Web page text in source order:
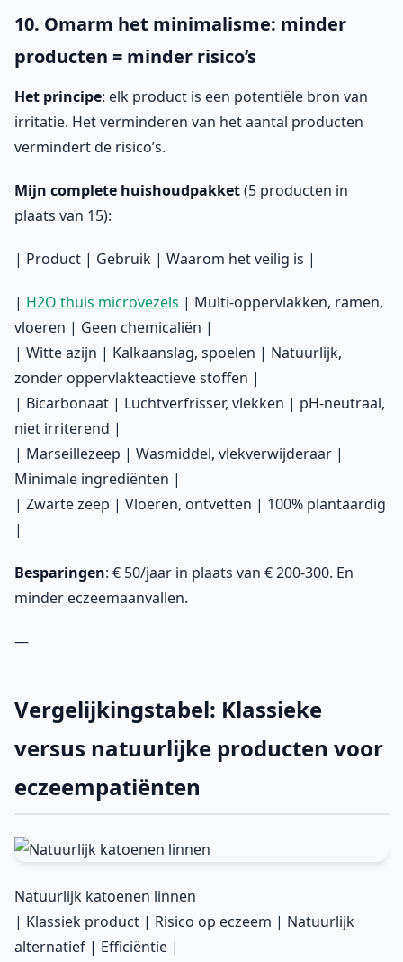
10. Omarm het minimalisme: minder
producten = minder risico’s
Het principe: elk product is een potentiële bron van
irritatie. Het verminderen van het aantal producten
vermindert de risico’s.
Mijn complete huishoudpakket(5 producten in
plaats van 15):
| Product | Gebruik | Waarom het veilig is |
| H2O thuis microvezels | Multi-oppervlakken, ramen,
vloeren | Geen chemicaliën |
| Witte azijn | Kalkaanslag, spoelen | Natuurlijk,
zonder oppervlakteactieve stoffen |
| Bicarbonaat | Luchtverfrisser, vlekken | pH-neutraal,
niet irriterend |
| Marseillezeep | Wasmiddel, vlekverwijderaar |
Minimale ingrediënten |
| Zwarte zeep | Vloeren, ontvetten | 100% plantaardig
|
Besparingen: € 50/jaar in plaats van € 200-300. En
minder eczeemaanvallen.
—
Vergelijkingstabel: Klassieke
versus natuurlijke producten voor
eczeempatiënten
Natuurlijk katoenen linnen
| Klassiek product | Risico op eczeem | Natuurlijk
alternatief | Efficiëntie |